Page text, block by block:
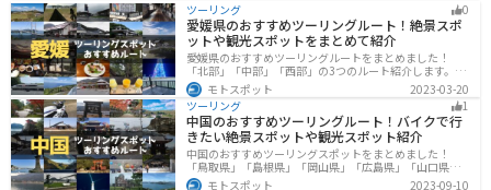
ツーリング 0
愛媛県のおすすめツーリングルート！絶景スポ
ットや観光スポットをまとめて紹介
愛媛県のおすすめツーリングルートをまとめました！
「北部」「中部」「西部」の3つのルート紹介します。山
や海といった自然だけでなく、気軽に渡れる島もあり
様々な楽しみ方ができます。バイクで愛媛県にツーリン
グに行く際は参考にしてください。
モトスポット
2023-03-20
ツーリング
1
中国のおすすめツーリングルート！バイクで行
きたい絶景スポットや観光スポット紹介
中国のおすすめツーリングスポットをまとめました！
「鳥取県」「島根県」「岡山県」「広島県」「山口県」
の各県の観光地紹介します。自然豊かな山々や湖、温泉
モトスポット
2023-09-10